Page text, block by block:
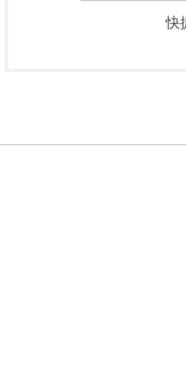
快